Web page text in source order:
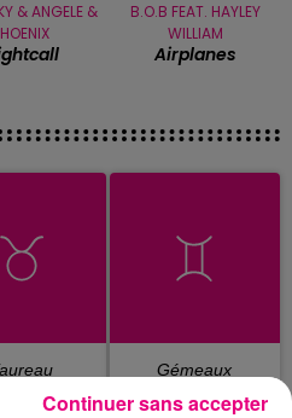
& ANGELE &
B.O.B FEAT. HAYLEY
WILLIAM
Airplanes
Gémeaux
Continuer sans accepter